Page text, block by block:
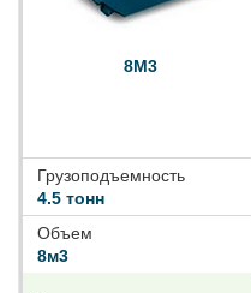
8М3
Грузоподъемность
4.5 тонн
Объем
8м3